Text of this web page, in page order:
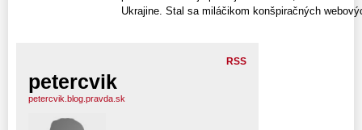
Ukrajine. Stal sa miláčikom konšpiračných
RSS
petercvik
petercvik.blog.pravda.sk